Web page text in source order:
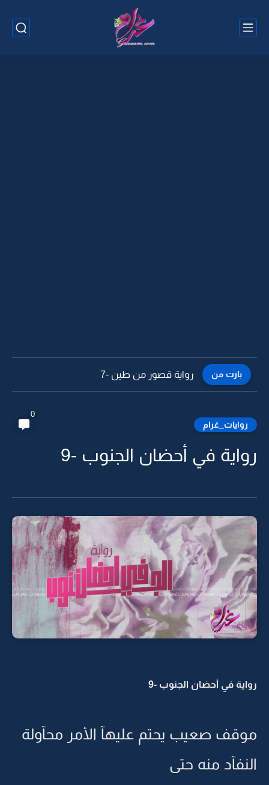
بارت من رواية قصور من طين -6
روايات_غرام
0
رواية في أحضان الجنوب -9
رواية في أحضان الجنوب -9
موقف صعيب يحتم عليهآ الأمر محآولة
النفآد منه حتى